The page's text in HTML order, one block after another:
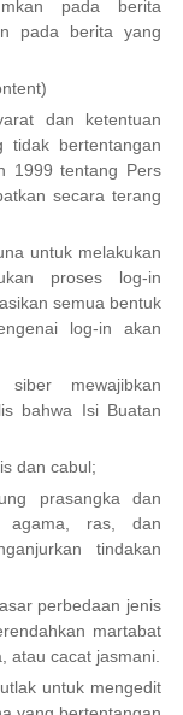
pada berita
pada berita yang
dan ketentuan
tidak bertentangan
1999 tentang Pers
secara terang
untuk melakukan
proses log-in
semua bentuk
log-in akan
mewajibkan
bahwa Isi Buatan
dan cabul;
prasangka dan
agama, ras, dan
tindakan
perbedaan jenis
martabat
atau cacat jasmani.
untuk mengedit